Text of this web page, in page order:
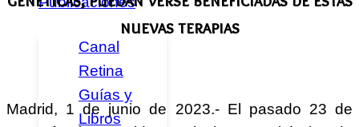
Canal
Retina
Guías y
Libros
nuevas terapias
Madrid, 1 de junio de 2023.- El pasado 23 de